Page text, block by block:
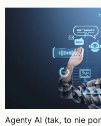
Agenty AI (tak, to nie